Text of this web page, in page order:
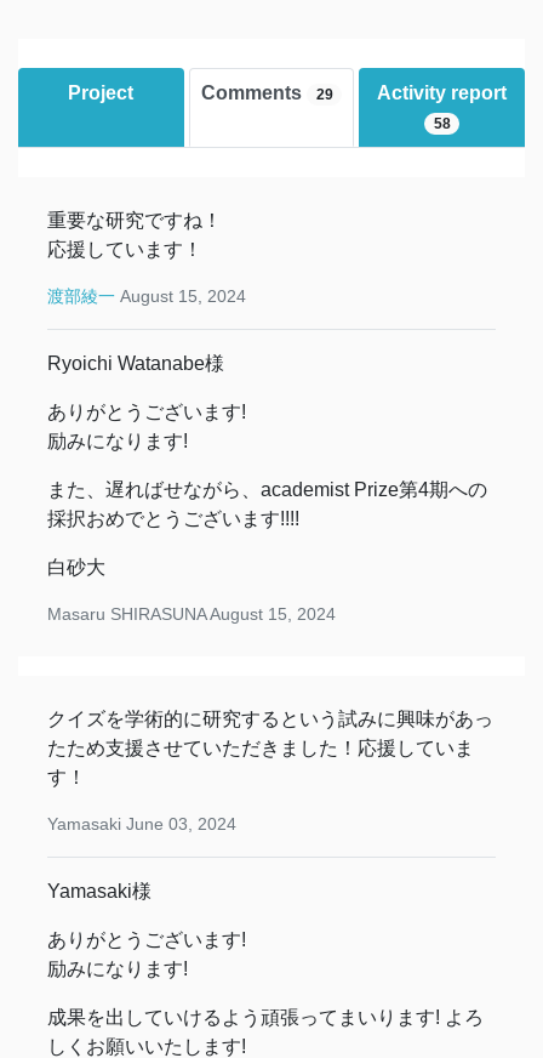
Project Comments 29 Activity report
58
重要な研究ですね！
応援しています！
渡部綾一 August 15, 2024
Ryoichi Watanabe様
ありがとうございます!
励みになります!
また、遅ればせながら、academist Prize第4期への
採択おめでとうございます!!!!
白砂大
Masaru SHIRASUNAAugust 15, 2024
クイズを学術的に研究するという試みに興味があっ
たため支援させていただきました！応援していま
す！
Yamasaki June 03, 2024
Yamasaki様
ありがとうございます!
励みになります!
成果を出していけるよう頑張ってまいります! よろ
しくお願いいたします!